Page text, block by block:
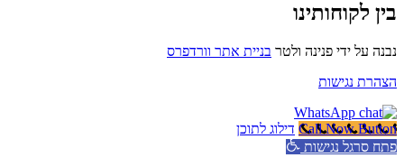
בין לקוחותינו
נבנה על ידי פנינה ולטר בניית אתר וורדפרס
הצהרת נגישות
Call Now Button דילוג לתוכן
פתח סרגל נגישות